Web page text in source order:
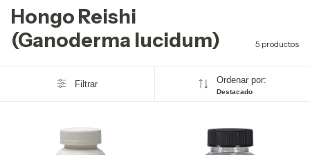
Hongo Reishi
(Ganoderma lucidum)
5 productos
Filtrar Ordenar por:
Destacado